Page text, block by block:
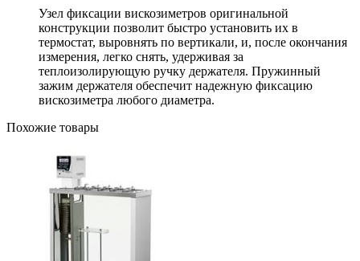
Узел фиксации вискозиметров оригинальной
конструкции позволит быстро установить их в
термостат, выровнять по вертикали, и, после окончания
измерения, легко снять, удерживая за
теплоизолирующую ручку держателя. Пружинный
зажим держателя обеспечит надежную фиксацию
вискозиметра любого диаметра.
Похожие товары